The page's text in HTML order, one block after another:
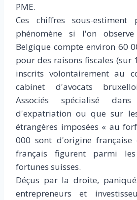
PME.
Ces chiffres sous-estiment
phénomène si l'on
Belgique compte environ 60
pour des raisons fiscales (sur
inscrits volontairement au
cabinet d'avocats
Associés spécialisé
d'expatriation ou que sur
étrangères imposées « au
000 sont d'origine
français figurent parmi
fortunes suisses.
Déçus par la droite,
entrepreneurs et